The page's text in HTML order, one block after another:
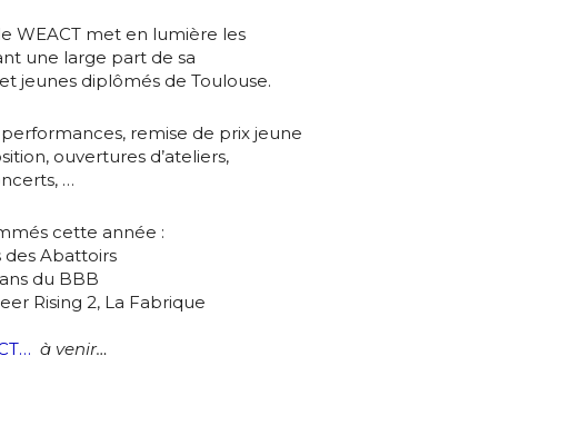
/ Organisation
lestermes et conditions
obligatoire
J'accepte les
obligatoire
WEACT met en lumière les
une large part de sa
jeunes diplômés de Toulouse.
remise de prix jeune
ouvertures d’ateliers,
…
cette année :
des Abattoirs
du BBB
Rising 2, La Fabrique
à venir…